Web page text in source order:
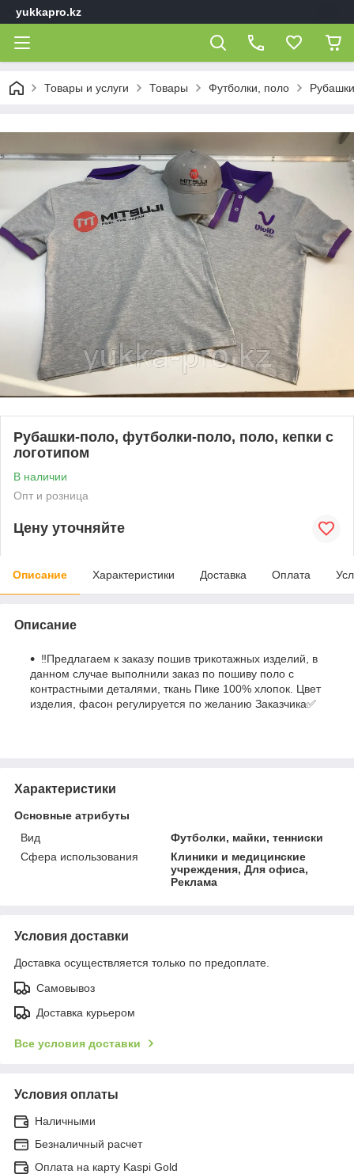
yukkapro.kz
Товары и услуги Товары Футболки, поло
Рубашки-поло, футболки-поло, поло, кепки с
логотипом
В наличии
Опт и розница
Цену уточняйте
Описание Характеристики Доставка Оплата
Описание
‼️Предлагаем к заказу пошив трикотажных изделий, в
данном случае выполнили заказ по пошиву поло с
контрастными деталями, ткань Пике 100% хлопок. Цвет
изделия, фасон регулируется по желанию Заказчика✅
Характеристики
Основные атрибуты
Вид
Футболки, майки, тенниски
Сфера использования
Клиники и медицинские
учреждения, Для офиса,
Реклама
Условия доставки
Доставка осуществляется только по предоплате.
Самовывоз
Доставка курьером
Все условия доставки
Условия оплаты
Наличными
Безналичный расчет
Оплата на карту Kaspi Gold